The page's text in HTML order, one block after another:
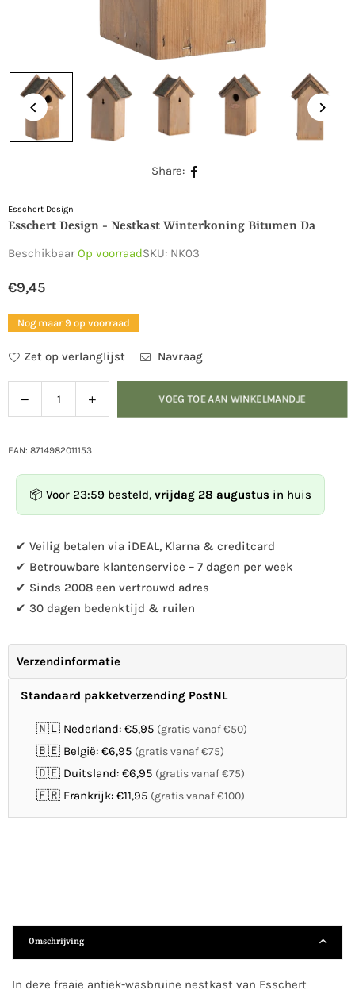
Share:
Esschert Design
Esschert Design - Nestkast Winterkoning Bitumen Da
BeschikbaarOp voorraadSKU: NK03
Normale
prijs
€9,45
Nog maar 9 op voorraad
Zet op verlanglijst Navraag
Hoeveelheid
Verlaag
de
voor
Design
-
winterkoning
bitumen
da
Verhoog
de
-
winterkoning
bitumen
da
VOEG TOE AAN WINKELMANDJE
EAN: 8714982011153
📦 Voor 23:59 besteld, vrijdag 28 augustus in huis
✔ Veilig betalen via iDEAL, Klarna & creditcard
✔ Betrouwbare klantenservice – 7 dagen per week
✔ Sinds 2008 een vertrouwd adres
✔ 30 dagen bedenktijd & ruilen
Verzendinformatie
Standaard pakketverzending PostNL
🇳🇱 Nederland: €5,95 (gratis vanaf €50)
🇧🇪 België: €6,95 (gratis vanaf €75)
🇩🇪 Duitsland: €6,95 (gratis vanaf €75)
🇫🇷 Frankrijk: €11,95 (gratis vanaf €100)
Omschrijving
In deze fraaie antiek-wasbruine nestkast van Esschert